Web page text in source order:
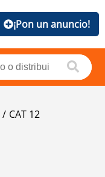
¡Pon un anuncio!
CAT 12